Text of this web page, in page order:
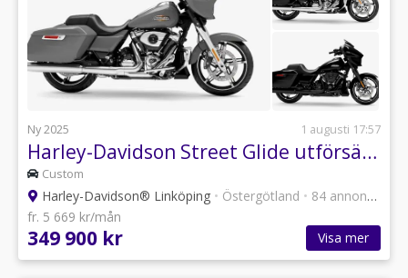
Ny 2025 1 augusti 17:57
Harley-Davidson Street Glide utförsäljning hemleverans ?
Custom
Harley-Davidson® Linköping • Östergötland • 84 annonser
fr. 5 669 kr/mån
349 900 kr Visa mer